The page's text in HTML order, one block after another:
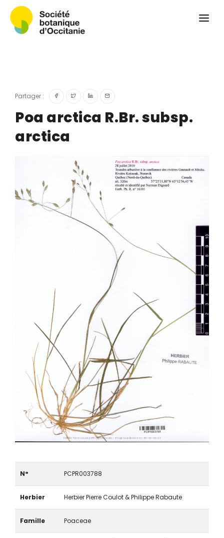
Herbier PCPR
Ressources
Contact
Partager :
Poa arctica R.Br. subsp.
arctica
N° PCPR003788
Herbier Herbier Pierre Coulot & Philippe Rabaute
Famille Poaceae